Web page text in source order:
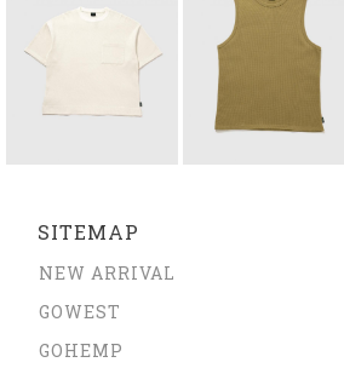
SITEMAP
NEW ARRIVAL
GOWEST
GOHEMP